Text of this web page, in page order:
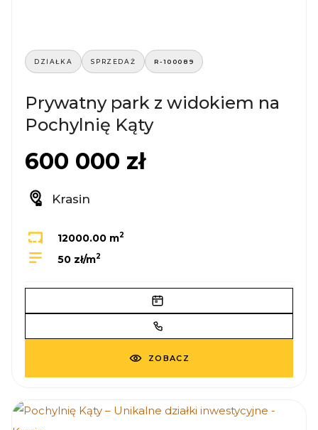
DZIAŁKA SPRZEDAŻ R-100089
Prywatny park z widokiem na
Pochylnię Kąty
600 000 zł
Krasin
12000.00 m2
50 zł/m2
ZOBACZ